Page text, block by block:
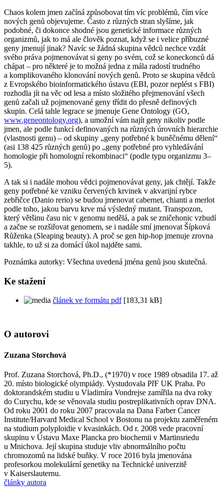
Chaos kolem jmen začíná způsobovat tím víc problémů, čím více
nových genů objevujeme. Často z různých stran slyšíme, jak
podobné, či dokonce shodné jsou genetické informace různých
organizmů, jak to má ale člověk poznat, když se i velice příbuzné
geny jmenují jinak? Navíc se žádná skupina vědců nechce vzdát
svého práva pojmenovávat si geny po svém, což se koneckonců dá
chápat – pro některé je to možná jedna z mála radostí trudného
a komplikovaného klonování nových genů. Proto se skupina vědců
z Evropského bioinformatického ústavu (EBI, pozor neplést s FBI)
rozhodla jít na věc od lesa a místo složitého přejmenování všech
genů začali už pojmenované geny třídit do přesně definových
skupin. Celá tahle legrace se jmenuje Gene Ontology (GO,
www.geneontology.org), a umožní vám najít geny nikoliv podle
jmen, ale podle funkcí definovaných na různých úrovních hierarchie
(vlastnosti genu) – od skupiny „geny potřebné k buněčnému dělení“
(asi 138 425 různých genů) po „geny potřebné pro vyhledávání
homologie při homologní rekombinaci“ (podle typu organizmu 3–
5).
A tak si i nadále mohou vědci pojmenovávat geny, jak chtějí. Takže
geny potřebné ke vzniku červených krvinek v akvarijní rybce
zebřičce (Danio rerio) se budou jmenovat cabernet, chianti a merlot
podle toho, jakou barvu krve má výsledný mutant. Transpozon,
který většinu času nic v genomu nedělá, a pak se zničehonic vzbudí
a začne se rozšiřovat genomem, se i nadále smí jmenovat Šípková
Růženka (Sleaping beauty). A proč se gen hip-hop jmenuje zrovna
takhle, to už si za domácí úkol najděte sami.
Poznámka autorky: Všechna uvedená jména genů jsou skutečná.
Ke stažení
článek ve formátu pdf[183,31 kB]
O autorovi
Zuzana Storchová
Prof. Zuzana Storchová, Ph.D., (*1970) v roce 1989 obsadila 17. až
20. místo biologické olympiády. Vystudovala PřF UK Praha. Po
doktorandském studiu u Vladimíra Vondrejse zamířila na dva roky
do Curychu, kde se věnovala studiu postreplikativních oprav DNA.
Od roku 2001 do roku 2007 pracovala na Dana Farber Cancer
Institute/Harvard Medical School v Bostonu na projektu zaměřeném
na studium polyploidie v kvasinkách. Od r. 2008 vede pracovní
skupinu v Ústavu Maxe Plancka pro biochemii v Martinsriedu
u Mnichova. Její skupina studuje vliv abnormálního počtu
chromozomů na lidské buňky. V roce 2016 byla jmenována
profesorkou molekulární genetiky na Technické univerzitě
v Kaiserslauternu.
články autora